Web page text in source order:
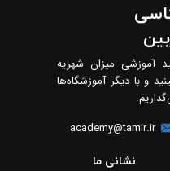
آموزشی میزان شهریه
و با دیگر آموزشگاه‌ها
academy@tamir.ir
​​نشانی ما